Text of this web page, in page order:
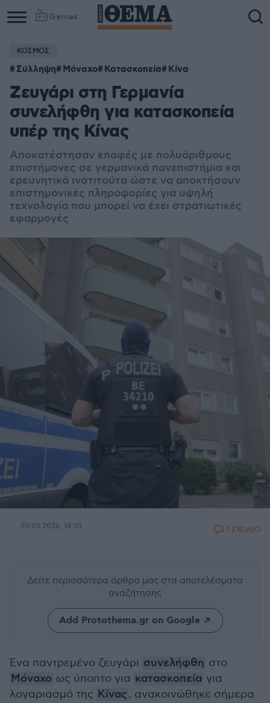
Games
Column
1
Column
2
ΚΟΣΜΟΣ
Σύλληψη Μόναχο Κατασκοπεία Κίνα
Ζευγάρι στη Γερμανία
συνελήφθη για κατασκοπεία
υπέρ της Κίνας
Αποκατέστησαν επαφές με πολυάριθμους
επιστήμονες σε γερμανικά πανεπιστήμια και
ερευνητικά ινστιτούτα ώστε να αποκτήσουν
επιστημονικές πληροφορίες για υψηλή
τεχνολογία που μπορεί να έχει στρατιωτικές
εφαρμογές
20.05.2026, 14:30 1 ΣΧΟΛΙΟ
Δείτε περισσότερα άρθρα μας στα αποτελέσματα
αναζήτησης
Add Protothema.gr on Google
Ένα παντρεμένο ζευγάρι συνελήφθη στο
Μόναχο ως ύποπτο για κατασκοπεία για
λογαριασμό της Κίνας, ανακοινώθηκε σήμερα